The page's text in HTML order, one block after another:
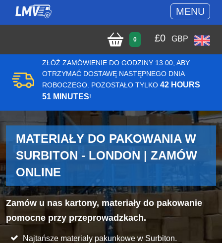
MENU
0 £0 GBP
ZŁÓŻ ZAMÓWIENIE DO GODZINY 13:00, ABY
OTRZYMAĆ DOSTAWĘ NASTĘPNEGO DNIA
ROBOCZEGO. POZOSTAŁO TYLKO 42 HOURS
51 MINUTES!
MATERIAŁY DO PAKOWANIA W
SURBITON - LONDON | ZAMÓW
ONLINE
Zamów u nas kartony, materiały do pakowanie
pomocne przy przeprowadzkach.
Najtańsze materiały pakunkowe w Surbiton.